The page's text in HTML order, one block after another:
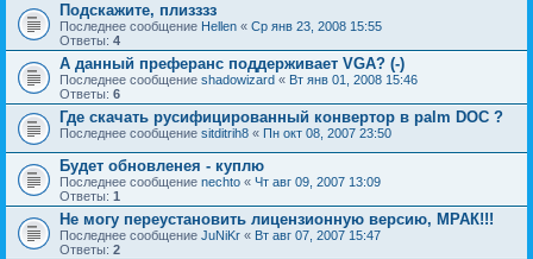
Подскажите, плизззз
Последнее сообщение Hellen « Ср янв 23, 2008 15:55
Ответы: 4
А данный преферанс поддерживает VGA? (-)
Последнее сообщение shadowizard « Вт янв 01, 2008 15:46
Ответы: 6
Где скачать русифицированный конвертор в palm DOC ?
Последнее сообщение sitditrih8 « Пн окт 08, 2007 23:50
Будет обновленея - куплю
Последнее сообщение nechto « Чт авг 09, 2007 13:09
Ответы: 1
Не могу переустановить лицензионную версию, МРАК!!!
Последнее сообщение JuNiKr « Вт авг 07, 2007 15:47
Ответы: 2